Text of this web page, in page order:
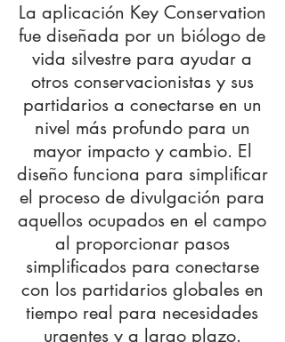
La aplicación Key Conservation
fue diseñada por un biólogo de
vida silvestre para ayudar a
otros conservacionistas y sus
partidarios a conectarse en un
nivel más profundo para un
mayor impacto y cambio. El
diseño funciona para simplificar
el proceso de divulgación para
aquellos ocupados en el campo
al proporcionar pasos
simplificados para conectarse
con los partidarios globales en
tiempo real para necesidades
urgentes y a largo plazo.